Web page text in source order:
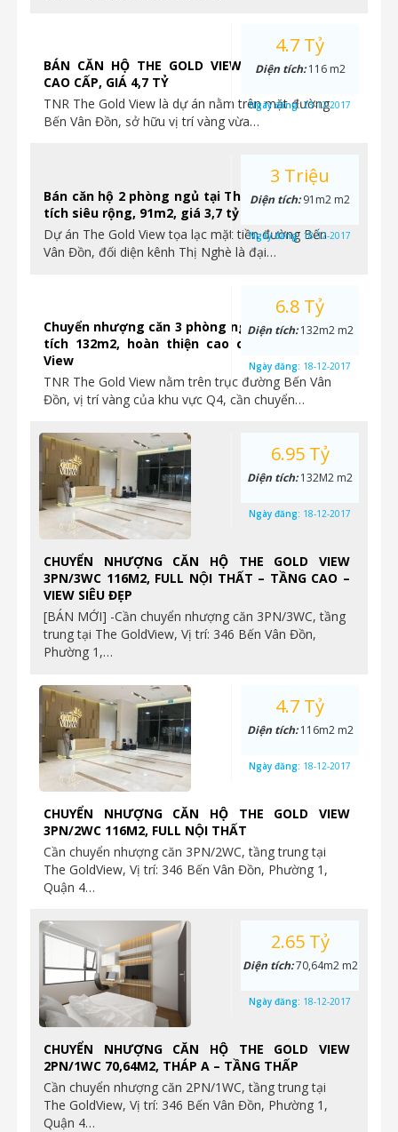
BÁN CĂN HỘ THE GOLD VIEW 3PN, NỘI THẤT
CAO CẤP, GIÁ 4,7 TỶ
TNR The Gold View là dự án nằm trên mặt đường
Bến Vân Đồn, sở hữu vị trí vàng vừa…
4.7 Tỷ
Diện tích:116 m2
Ngày đăng:23-12-2017
Bán căn hộ 2 phòng ngủ tại The Gold View, diện
tích siêu rộng, 91m2, giá 3,7 tỷ
Dự án The Gold View tọa lạc mặt tiền đường Bến
Vân Đồn, đối diện kênh Thị Nghè là đại…
3 Triệu
Diện tích:91m2 m2
Ngày đăng: 18-12-2017
Chuyển nhượng căn 3 phòng ngủ vị trí góc, diện
tích 132m2, hoàn thiện cao cấp tại The Gold
View
TNR The Gold View nằm trên trục đường Bến Vân
Đồn, vị trí vàng của khu vực Q4, cần chuyển…
6.8 Tỷ
Diện tích:132m2 m2
Ngày đăng: 18-12-2017
CHUYỂN NHƯỢNG CĂN HỘ THE GOLD VIEW
3PN/3WC 116M2, FULL NỘI THẤT – TẦNG CAO –
VIEW SIÊU ĐẸP
[BÁN MỚI] -Cần chuyển nhượng căn 3PN/3WC, tầng
trung tại The GoldView, Vị trí: 346 Bến Vân Đồn,
Phường 1,…
6.95 Tỷ
Diện tích:132M2 m2
Ngày đăng: 18-12-2017
CHUYỂN NHƯỢNG CĂN HỘ THE GOLD VIEW
3PN/2WC 116M2, FULL NỘI THẤT
Cần chuyển nhượng căn 3PN/2WC, tầng trung tại
The GoldView, Vị trí: 346 Bến Vân Đồn, Phường 1,
Quận 4…
4.7 Tỷ
Diện tích:116m2 m2
Ngày đăng: 18-12-2017
CHUYỂN NHƯỢNG CĂN HỘ THE GOLD VIEW
2PN/1WC 70,64M2, THÁP A – TẦNG THẤP
Cần chuyển nhượng căn 2PN/1WC, tầng trung tại
The GoldView, Vị trí: 346 Bến Vân Đồn, Phường 1,
Quận 4…
2.65 Tỷ
Diện tích:70,64m2 m2
Ngày đăng: 18-12-2017